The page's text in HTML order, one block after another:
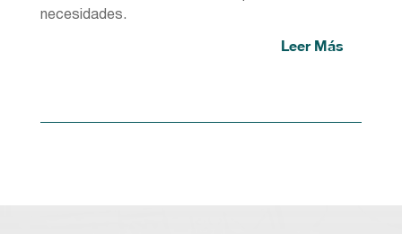
necesidades.
Leer Más